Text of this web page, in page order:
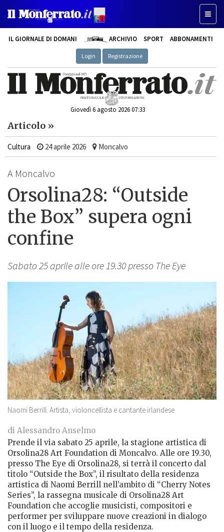
IL GIORNALE DI DOMANI ARCHIVIO SPORT ABBONAMENTI
Login Registrazione
Giovedì 6 agosto 2026 07:33
Articolo »
Cultura 24 aprile 2026 Moncalvo
A Moncalvo
Orsolina28: “Outside
the Box” supera ogni
confine
Sabato 25 aprile alle ore 19.30 presso The Eye
Naomi Berrill. Artista, violoncellista e cantante irlandese
di Alessandro Anselmo
Prende il via sabato 25 aprile, la stagione artistica di
Orsolina28 Art Foundation di Moncalvo. Alle ore 19.30,
presso The Eye di Orsolina28, si terrà il concerto dal
titolo “Outside the Box”, il risultato della residenza
artistica di Naomi Berrill nell’ambito di “Cherry Notes
Series”, la rassegna musicale di Orsolina28 Art
Foundation che accoglie musicisti, compositori e
performer per sviluppare nuove creazioni in dialogo
con il luogo e il tempo della residenza.